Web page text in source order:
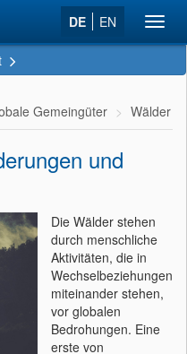
DE EN
Gemeingüter Wälder
und
Die Wälder stehen
durch menschliche
Aktivitäten, die in
Wechselbeziehungen
miteinander stehen,
vor globalen
Bedrohungen. Eine
erste von